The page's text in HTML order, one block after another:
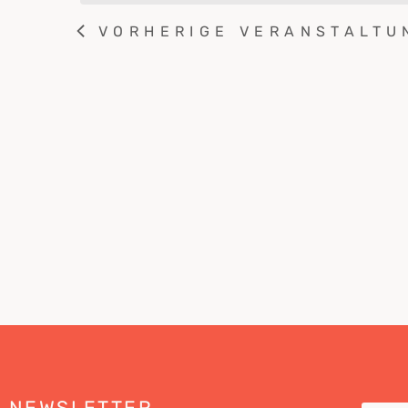
VORHERIGE